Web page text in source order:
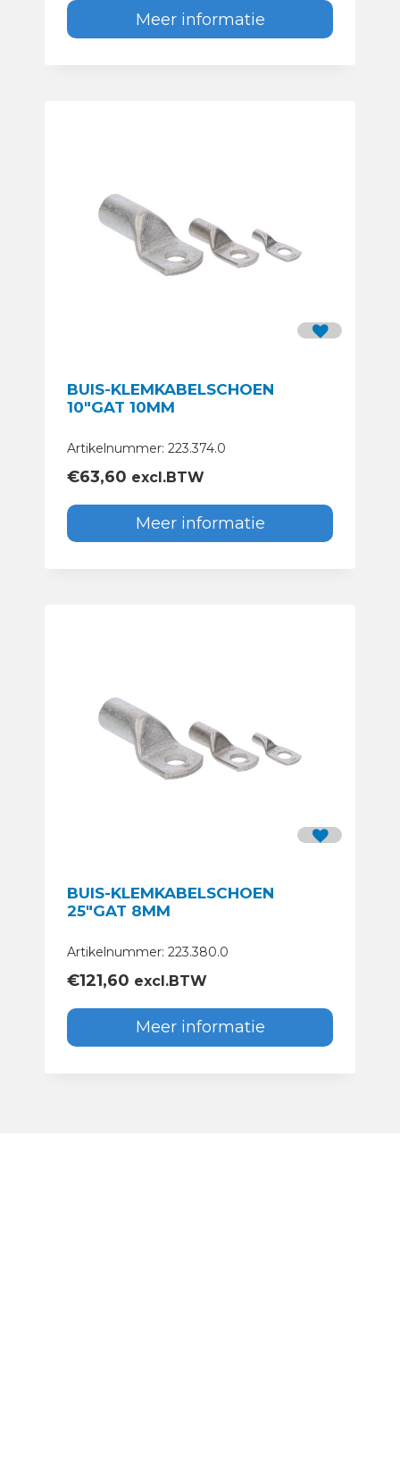
Meer informatie
BUIS-KLEMKABELSCHOEN
10″GAT 10MM
Artikelnummer: 223.374.0
€63,60 excl.BTW
Meer informatie
BUIS-KLEMKABELSCHOEN
25″GAT 8MM
Artikelnummer: 223.380.0
€121,60 excl.BTW
Meer informatie